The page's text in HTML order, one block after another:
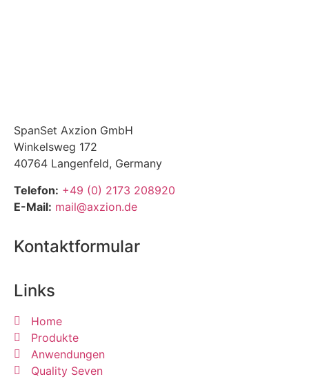
SpanSet Axzion GmbH
Winkelsweg 172
40764 Langenfeld, Germany
Telefon: +49 (0) 2173 208920
E-Mail: mail@axzion.de
Kontaktformular
Links
Home
Produkte
Anwendungen
Quality Seven